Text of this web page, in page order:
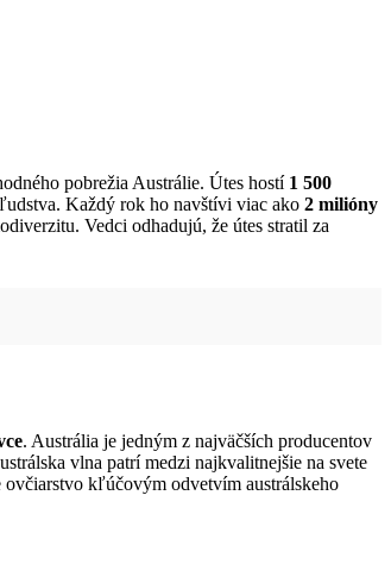
pobrežia Austrálie. Útes hostí 1 500
Každý rok ho navštívi viac ako 2 milióny
Vedci odhadujú, že útes stratil za
. Austrália je jedným z najväčších producentov
vlna patrí medzi najkvalitnejšie na svete
kľúčovým odvetvím austrálskeho